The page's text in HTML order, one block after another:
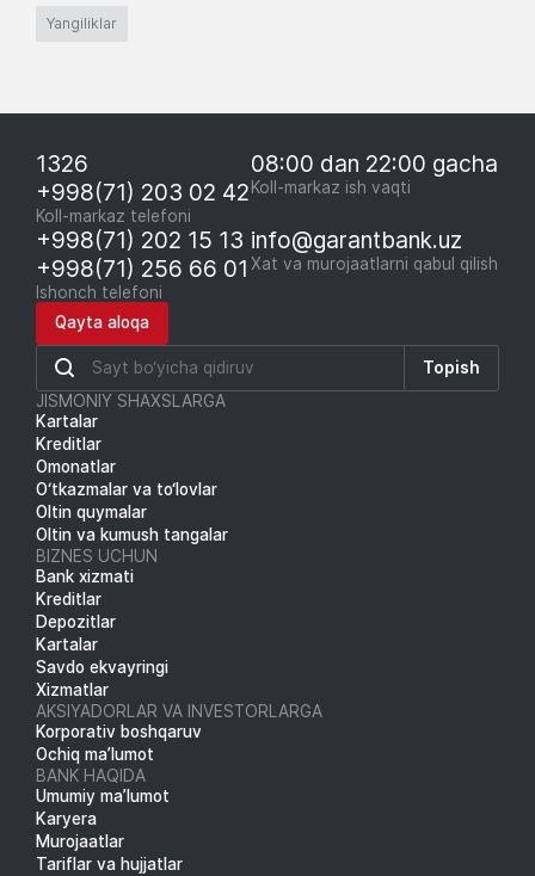
Yangiliklar
1326
+998(71) 203 02 42
Koll-markaz telefoni
08:00 dan 22:00 gacha
Koll-markaz ish vaqti
+998(71) 202 15 13
+998(71) 256 66 01
Ishonch telefoni
info@garantbank.uz
Xat va murojaatlarni qabul qilish
Qayta aloqa
Topish
JISMONIY SHAXSLARGA
Kartalar
Kreditlar
Omonatlar
O‘tkazmalar va to‘lovlar
Oltin quymalar
Oltin va kumush tangalar
BIZNES UCHUN
Bank xizmati
Kreditlar
Depozitlar
Kartalar
Savdo ekvayringi
Xizmatlar
AKSIYADORLAR VA INVESTORLARGA
Korporativ boshqaruv
Ochiq ma’lumot
BANK HAQIDA
Umumiy ma’lumot
Karyera
Murojaatlar
Tariflar va hujjatlar